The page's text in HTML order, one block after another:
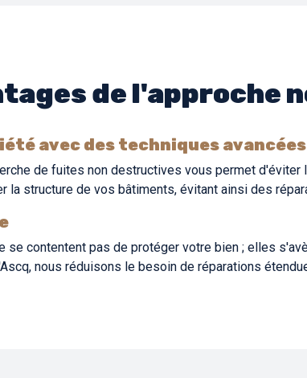
de l'approche
avec des techniques avancées
de fuites non destructives vous permet
la structure de vos bâtiments, évitant ainsi des
se contentent pas de protéger votre bien ; elles
nous réduisons le besoin de réparations